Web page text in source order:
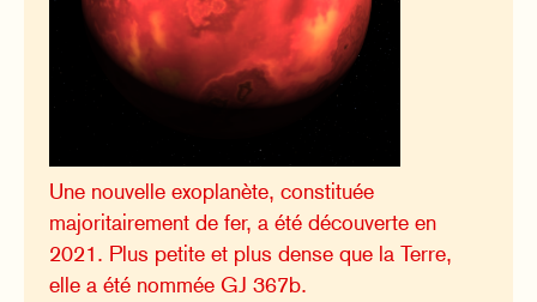
Une nouvelle exoplanète, constituée
majoritairement de fer, a été découverte en
2021. Plus petite et plus dense que la Terre,
elle a été nommée GJ 367b.